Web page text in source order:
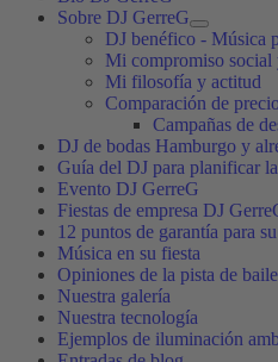
Sobre DJ GerreG
DJ benéfico - Música
Mi compromiso social
Mi filosofía y actitud
Comparación de
Campañas de
DJ de bodas Hamburgo y
Guía del DJ para planificar
Evento DJ GerreG
Fiestas de empresa DJ
12 puntos de garantía para
Música en su fiesta
Opiniones de la pista de baile
Nuestra galería
Nuestra tecnología
Ejemplos de iluminación